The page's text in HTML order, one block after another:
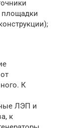
площадки
К
ЛЭП и
к